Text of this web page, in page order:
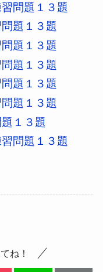
問題１３題
題１３題
題１３題
題１３題
題１３題
題１３題
１３題
問題１３題
ね！